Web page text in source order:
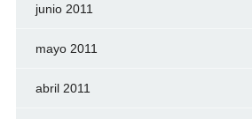
junio 2011
mayo 2011
abril 2011